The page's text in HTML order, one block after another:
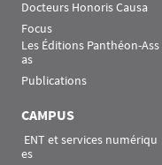
Docteurs Honoris Causa
Focus
Les Éditions Panthéon-Ass
as
Publications
CAMPUS
es